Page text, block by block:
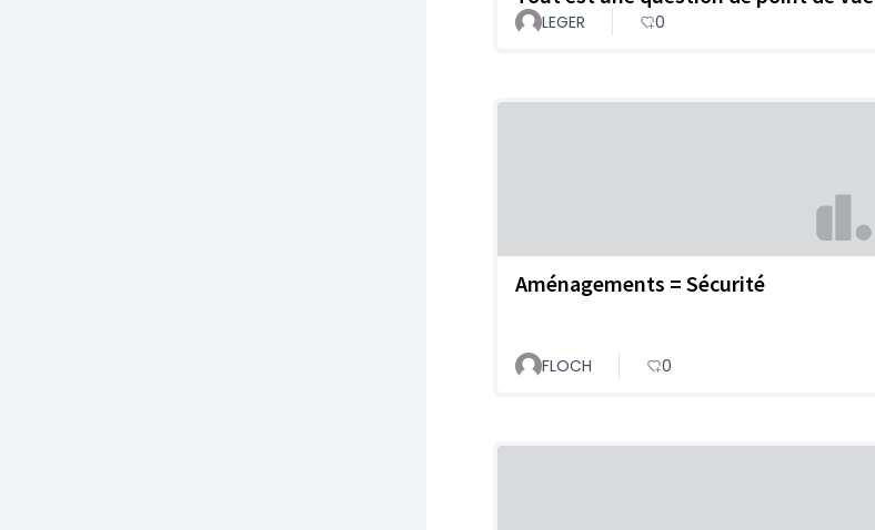
LEGER 0
Aménagements = Sécurité
FLOCH 0